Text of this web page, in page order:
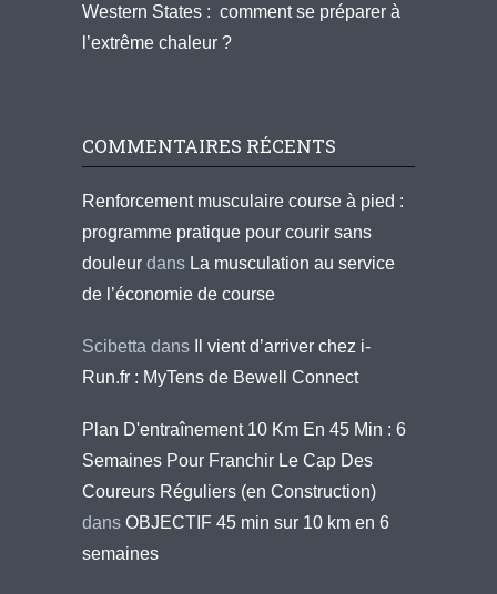
Western States : comment se préparer à
l’extrême chaleur ?
COMMENTAIRES RÉCENTS
Renforcement musculaire course à pied :
programme pratique pour courir sans
douleur dans La musculation au service
de l’économie de course
Scibetta dans
Il vient d’arriver chez i-
Run.fr : MyTens de Bewell Connect
Plan D'entraînement 10 Km En 45 Min : 6
Semaines Pour Franchir Le Cap Des
Coureurs Réguliers (en Construction)
dans OBJECTIF 45 min sur 10 km en 6
semaines